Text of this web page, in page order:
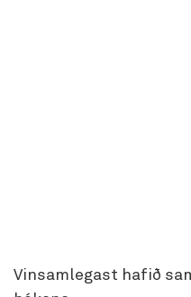
Vinsamlegast hafið